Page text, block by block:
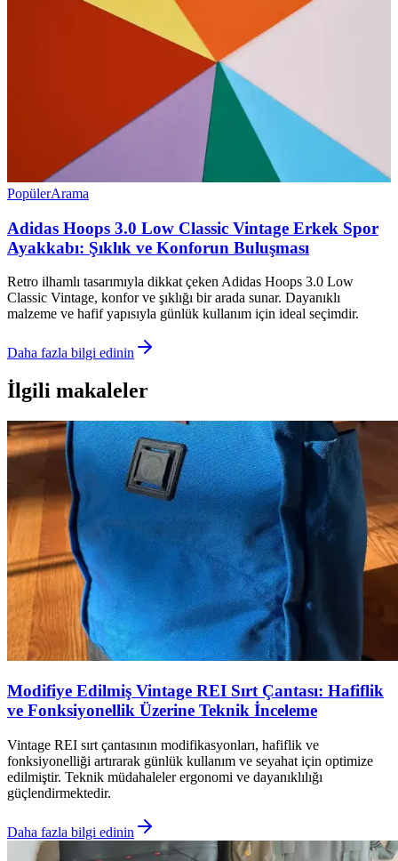
PopülerArama
Adidas Hoops 3.0 Low Classic Vintage Erkek Spor
Ayakkabı: Şıklık ve Konforun Buluşması
Retro ilhamlı tasarımıyla dikkat çeken Adidas Hoops 3.0 Low
Classic Vintage, konfor ve şıklığı bir arada sunar. Dayanıklı
malzeme ve hafif yapısıyla günlük kullanım için ideal seçimdir.
Daha fazla bilgi edinin
İlgili makaleler
Modifiye Edilmiş Vintage REI Sırt Çantası: Hafiflik
ve Fonksiyonellik Üzerine Teknik İnceleme
Vintage REI sırt çantasının modifikasyonları, hafiflik ve
fonksiyonelliği artırarak günlük kullanım ve seyahat için optimize
edilmiştir. Teknik müdahaleler ergonomi ve dayanıklılığı
güçlendirmektedir.
Daha fazla bilgi edinin